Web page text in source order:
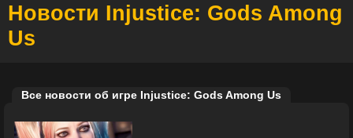
Новости Injustice: Gods Among
Us
Все новости об игре Injustice: Gods Among Us